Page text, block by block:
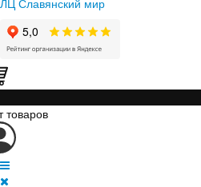
товаров